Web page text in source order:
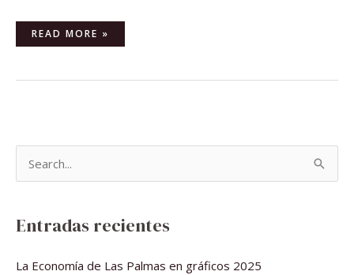
READ MORE »
a
Entradas recientes
La Economía de Las Palmas en gráficos 2025